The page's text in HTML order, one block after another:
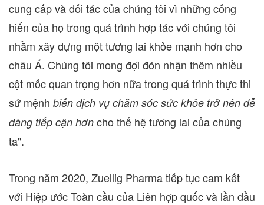
cung cấp và đối tác của chúng tôi vì những cống
hiến của họ trong quá trình hợp tác với chúng tôi
nhằm xây dựng một tương lai khỏe mạnh hơn cho
châu Á. Chúng tôi mong đợi đón nhận thêm nhiều
cột mốc quan trọng hơn nữa trong quá trình thực thi
sứ mệnh biến dịch vụ chăm sóc sức khỏe trở nên dễ
dàng tiếp cận hơn cho thế hệ tương lai của chúng
ta".
Trong năm 2020, Zuellig Pharma tiếp tục cam kết
với Hiệp ước Toàn cầu của Liên hợp quốc và lần đầu